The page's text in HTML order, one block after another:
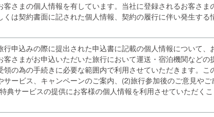
さまの個人情報を有しています。当社に登録されるお客さま
は契約書面に記された個人情報、契約の履行に伴い発生する
申込みの際に提出された申込書に記載の個人情報について、
さまがお申込いただいた旅行において運送・宿泊機関などの
の為の手続きに必要な範囲内で利用させていただきます。こ
ービス、キャンペーンのご案内、(2)旅行参加後のご意見や
典サービスの提供にお客様の個人情報を利用させていただく